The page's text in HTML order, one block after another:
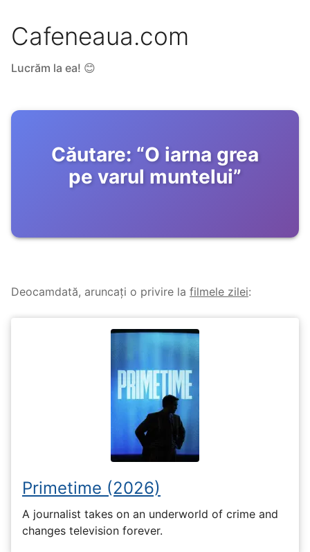
Cafeneaua.com
Lucrăm la ea! 😊
Căutare: “O iarna grea
pe varul muntelui”
Deocamdată, aruncați o privire la filmele zilei:
Primetime (2026)
A journalist takes on an underworld of crime and
changes television forever.